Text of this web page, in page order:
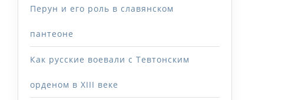
Перун и его роль в славянском
пантеоне
Как русские воевали с Тевтонским
орденом в XIII веке